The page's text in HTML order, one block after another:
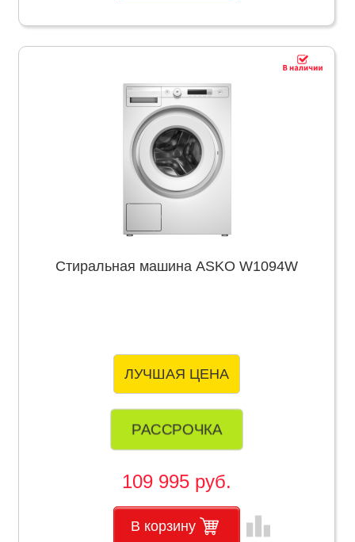
Стиральная машина ASKO W1094W
ЛУЧШАЯ ЦЕНА
РАССРОЧКА
109 995 руб.
В корзину leaderboard